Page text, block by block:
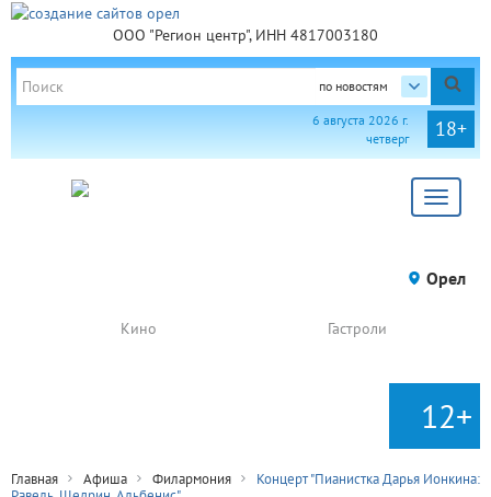
ООО "Регион центр", ИНН 4817003180
по новостям
18+
6 августа 2026 г.
четверг
Toggle
Орел
Кино Гастроли
12+
Главная Афиша Филармония
Концерт "Пианистка Дарья Ионкина: